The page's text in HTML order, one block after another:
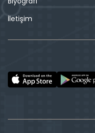
İletişim